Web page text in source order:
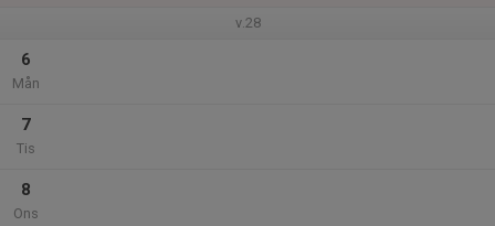
v.28
6
Mån
7
Tis
8
Ons